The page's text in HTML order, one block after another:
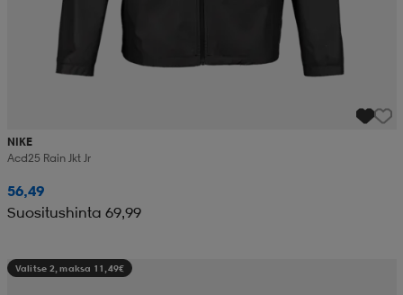
NIKE
Acd25 Rain Jkt Jr
56,49
Suositushinta 69,99
Valitse 2, maksa 11,49€